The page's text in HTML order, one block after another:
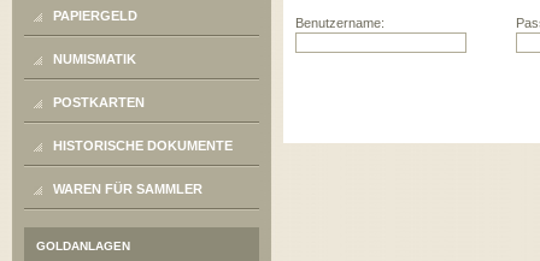
PAPIERGELD
NUMISMATIK
POSTKARTEN
HISTORISCHE DOKUMENTE
WAREN FÜR SAMMLER
GOLDANLAGEN
Benutzername: